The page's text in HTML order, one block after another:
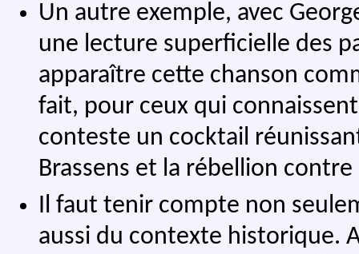
Un autre exemple, avec
une lecture superficielle des
apparaître cette chanson
fait, pour ceux qui
conteste un cocktail
Brassens et la rébellion
Il faut tenir compte non
aussi du contexte historique.